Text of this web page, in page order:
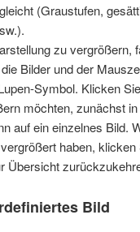
(Graustufen,
zu vergrößern,
Bilder und der
Symbol. Klicken
möchten, zunächst
auf ein einzelnes Bild.
haben, klicken
Übersicht
Bild